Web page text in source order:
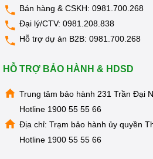
NƯỚC
KANGAROO
LINH
KIỆN
LỌC
NƯỚC
LỌC
TỔNG,
ĐẦU
CÔNG
Bán hàng & CSKH: 0981.700.268
Đại lý/CTV: 0981.208.838
Hỗ trợ dự án B2B: 0981.700.268
HỖ TRỢ BẢO HÀNH & HDSD
Trung tâm bảo hành 231 Trần Đại
Hotline 1900 55 55 66
Địa chỉ: Trạm bảo hành ủy quyền
Hotline 1900 55 55 66